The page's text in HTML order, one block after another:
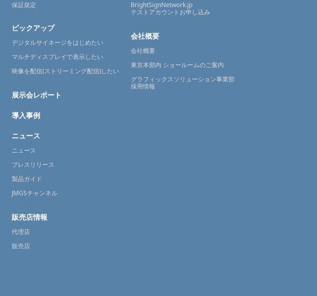
保証規定
ピックアップ
デジタルサイネージをはじめたい
マルチディスプレイで表示したい
映像を配信(ストリーミング配信)したい
展示会レポート
導入事例
ニュース
ニュース
プレスリリース
製品ガイド
JMGSチャンネル
販売店情報
代理店
販売店
BrightSignNetwork.jp
テストアカウントお申し込み
会社概要
会社概要
東京本部内 ショールームのご案内
グラフィックスソリューション事業部
採用情報